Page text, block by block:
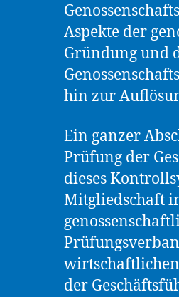
Aspekte der
Gründung und
hin zur
Ein ganzer
Prüfung der
dieses
Mitgliedschaft
der